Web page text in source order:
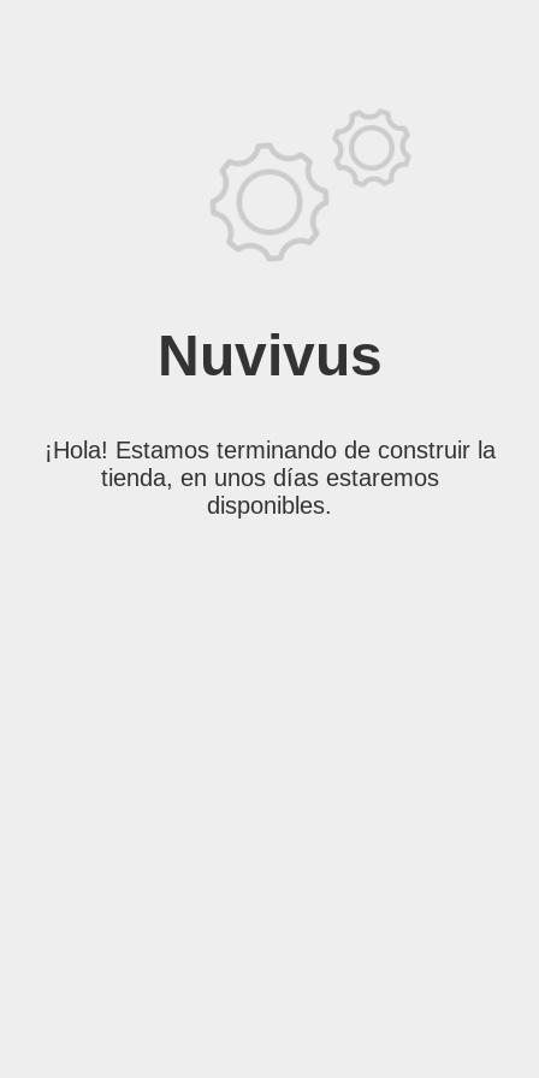
Nuvivus
¡Hola! Estamos terminando de construir la
tienda, en unos días estaremos
disponibles.